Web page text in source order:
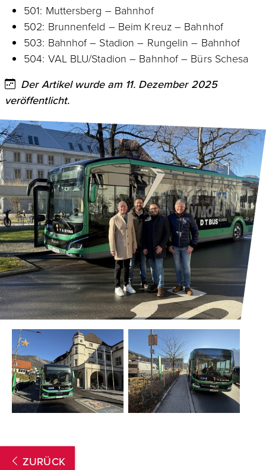
501: Muttersberg – Bahnhof
502: Brunnenfeld – Beim Kreuz – Bahnhof
503: Bahnhof – Stadion – Rungelin – Bahnhof
504: VAL BLU/Stadion – Bahnhof – Bürs Schesa
Der Artikel wurde am 11. Dezember 2025
veröffentlicht.
ZURÜCK